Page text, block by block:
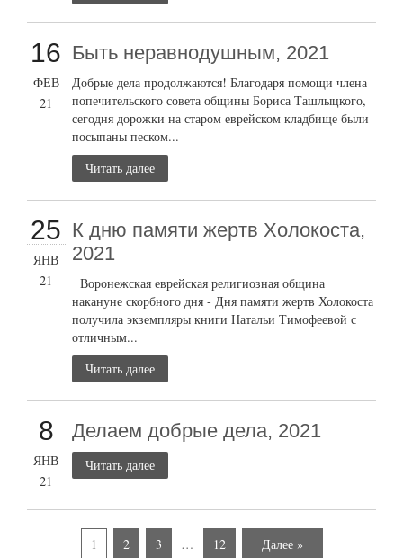
16
ФЕВ
21
Быть неравнодушным, 2021
Добрые дела продолжаются! Благодаря помощи члена
попечительского совета общины Бориса Ташлыцкого,
сегодня дорожки на старом еврейском кладбище были
посыпаны песком...
Читать далее
25
ЯНВ
21
К дню памяти жертв Холокоста,
2021
Воронежская еврейская религиозная община
накануне скорбного дня - Дня памяти жертв Холокоста
получила экземпляры книги Натальи Тимофеевой с
отличным...
Читать далее
8
ЯНВ
21
Делаем добрые дела, 2021
Читать далее
1 2 3 … 12 Далее »